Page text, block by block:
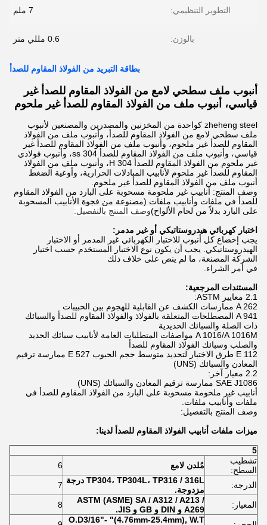
التطوير التنظيمي: 7 ملم
بالوزن: 0.6 مللي متر
بطاقة التبريد من الفولاذ المقاوم للصدأ
أنبوب ملف سطحي لامع من الفولاذ المقاوم للصدأ غير
قياسي، أنبوب ملف من الفولاذ المقاوم للصدأ غير ملحوم
zheheng steel كواحدة من المخزنين والمصدرين والمصنعين لأنبوب
ملف سطحي لامع من الفولاذ المقاوم للصدأ، وأنبوب ملف من الفولاذ
المقاوم للصدأ غير ملحوم، وأنبوب ملف من الفولاذ المقاوم للصدأ غير
قياسي، وأنبوب ملف من الفولاذ المقاوم للصدأ 304 ss، وأنبوب فولاذي
غير ملحوم من الفولاذ المقاوم للصدأ 304 H، وأنبوب ملف من الفولاذ
المقاوم للصدأ غير ملحوم لأنابيب المبادلات الحرارية، وأوعية الضغط
أنبوب ملف من الفولاذ المقاوم للصدأ غير ملحوم.
وصف المنتج: أنابيب غير ملحومة مسحوبة على البارد من الفولاذ المقاوم
للصدأ في ملفات وأنابيب ملفات (مصنوعة من فجوة الأنابيب المسحوبة
على البارد بدلاً من لحام الألواح)وصف المنتج بالتفصيل:
اختبار كهربائي هيدروستاتيكي أو غير مدمر:
يجب إخضاع كل أنبوب للاختبار الكهربائي غير المدمر أو الاختبار
الهيدروستاتيكي. يجب أن يكون نوع الاختبار المستخدم حسب اختيار
الشركة المصنعة، ما لم ينص على خلاف ذلك
في أمر الشراء.
المستندات المرجعية:
2.1 معايير ASTM:
A 262 ممارسات الكشف عن القابلية للهجوم بين الحبيبات
A 941 المصطلحات المتعلقة بالفولاذ والفولاذ المقاوم للصدأ والسبائك
ذات الصلة والسبائك الحديدية
A 1016/A 1016M مواصفات المتطلبات العامة لأنابيب سبائك الحديد
والصلب وسبائك الفولاذ المقاوم للصدأ
E 112 طرق الاختبار لتحديد متوسط ​​حجم الحبوب E 527 ممارسة ترقيم
المعادن والسبائك (UNS)
2.2 معيار آخر:
SAE J1086 ممارسة ترقيم المعادن والسبائك (UNS)
أنابيب غير ملحومة مسحوبة على البارد من الفولاذ المقاوم للصدأ في
ملفات وأنابيب ملفات.
وصف المنتج بالتفصيل:
ميزات ملفات أنابيب الفولاذ المقاوم للصدأ لدينا:
5
تشطيب
السطح:
مُلدن لامع 6
الدرجة:
TP304، TP304L، TP316 / 316L درجة
مزدوجة.
7
المعيار:
ASTM (ASME) SA / A312 / A213 /
A269 و DIN و GB و JIS.
8
O.D3/16"- "(4.76mm-25.4mm), W.T